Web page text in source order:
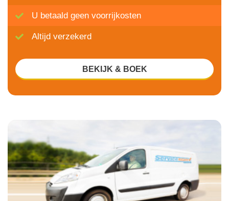
U betaald geen voorrijkosten
Altijd verzekerd
BEKIJK & BOEK